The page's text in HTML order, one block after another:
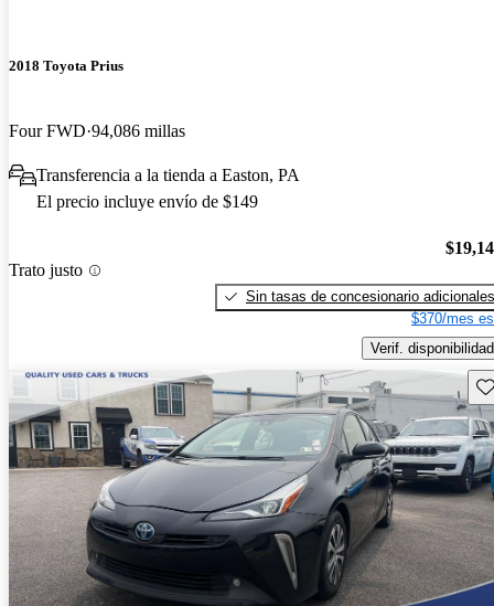
2018 Toyota Prius
Four FWD 94,086 millas
Transferencia a la tienda a Easton, PA
El precio incluye envío de $149
Trato justo
Sin tasas de concesionario adicionales
$370/mes
Verif. disponibilidad